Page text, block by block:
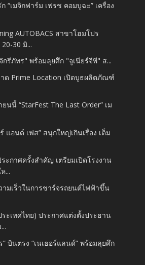
“เมจิกฟาร์ม เฟรช คอมบูฉะ” เครื่อง
AUTOBACS สาขาโฮมโปร
30 มิ...
กรีภัทร" พร้อมลุยศึก "จูเนียร์จีพี" ส...
าด Prime Location เปิดบูธผลิตภัณฑ์
นนี้ “StarFest The Last Order” เม
แอนด์ เฟส” สนุกใหญ่เกินเรื่อง เต็ม
ระกาศครั้งสำคัญ เตรียมเปิดโรงงาน
...
ามเร็วในการชาร์จรถยนต์ไฟฟ้าขึ้น
ระเทศไทย) ประกาศแต่งตั้งประธาน
” บินตรง “เนเธอร์แลนด์” พร้อมลุยศึก